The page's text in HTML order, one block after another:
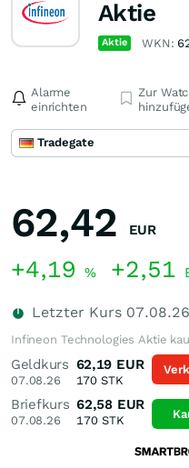
Aktie
Aktie WKN:
Alarme
einrichten
Zur
Tradegate
62,42 EUR
+4,19 % +2,51
Letzter Kurs 07.08.26
Infineon Technologies Aktie
Geldkurs
07.08.26
62,19 EUR
170 STK
Briefkurs
07.08.26
62,58 EUR
170STK